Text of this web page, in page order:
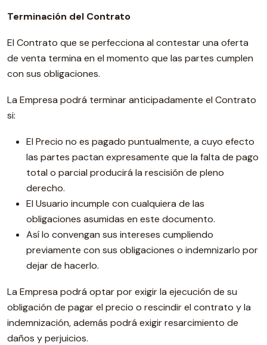
Terminación del Contrato
El Contrato que se perfecciona al contestar una oferta
de venta termina en el momento que las partes cumplen
con sus obligaciones.
La Empresa podrá terminar anticipadamente el Contrato
si:
El Precio no es pagado puntualmente, a cuyo efecto
las partes pactan expresamente que la falta de pago
total o parcial producirá la rescisión de pleno
derecho.
El Usuario incumple con cualquiera de las
obligaciones asumidas en este documento.
Así lo convengan sus intereses cumpliendo
previamente con sus obligaciones o indemnizarlo por
dejar de hacerlo.
La Empresa podrá optar por exigir la ejecución de su
obligación de pagar el precio o rescindir el contrato y la
indemnización, además podrá exigir resarcimiento de
daños y perjuicios.